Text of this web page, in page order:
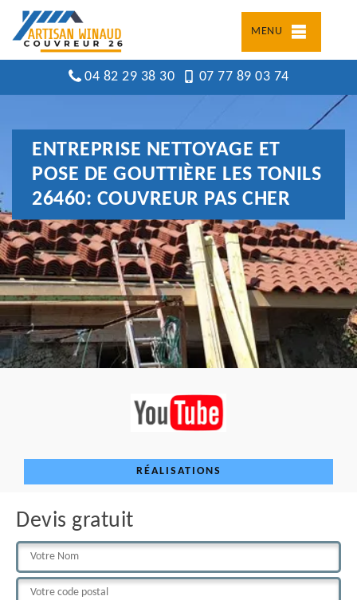
MENU
04 82 29 38 30 07 77 89 03 74
ENTREPRISE NETTOYAGE ET
POSE DE GOUTTIÈRE LES TONILS
26460: COUVREUR PAS CHER
RÉALISATIONS
Devis gratuit